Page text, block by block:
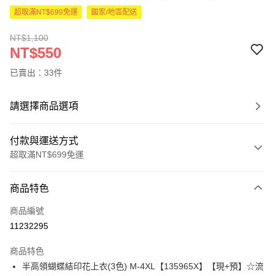
超取滿NT$699免運 國家/地區配送
NT$1,100
NT$550
已賣出：33件
請選擇商品選項
付款與運送方式
超取滿NT$699免運
信用卡一次付款
超商取貨付款
Apple Pay
商品特色
商品編號
11232295
商品特色
半高領蝴蝶結印花上衣(3色) M-4XL【135965X】【現+預】☆流